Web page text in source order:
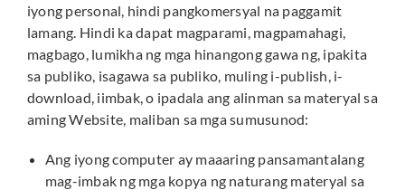
iyong personal, hindi pangkomersyal na paggamit
lamang. Hindi ka dapat magparami, magpamahagi,
magbago, lumikha ng mga hinangong gawa ng, ipakita
sa publiko, isagawa sa publiko, muling i-publish, i-
download, iimbak, o ipadala ang alinman sa materyal sa
aming Website, maliban sa mga sumusunod:
Ang iyong computer ay maaaring pansamantalang
mag-imbak ng mga kopya ng naturang materyal sa